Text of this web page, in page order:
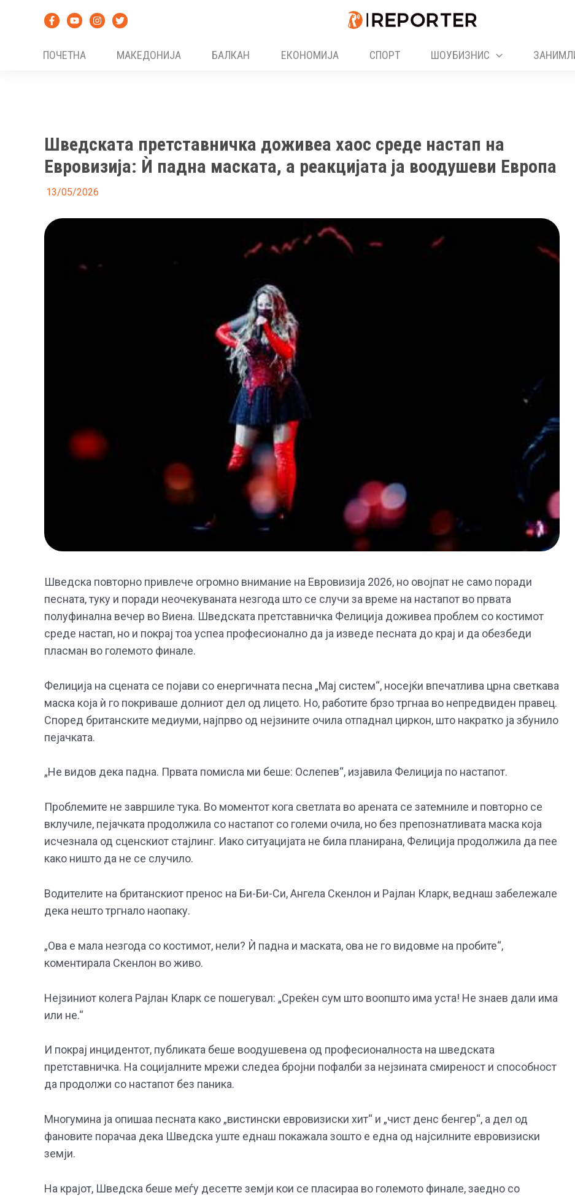
ПОЧЕТНА
МАКЕДОНИЈА БАЛКАН ЕКОНОМИЈА СПОРТ ШОУБИЗНИС
Шведската претставничка доживеа хаос среде настап на
Евровизија: Ѝ падна маската, а реакцијата ја воодушеви Европа
13/05/2026
Шведска повторно привлече огромно внимание на Евровизија 2026, но овојпат не само поради
песната, туку и поради неочекуваната незгода што се случи за време на настапот во првата
полуфинална вечер во Виена. Шведската претставничка Фелиција доживеа проблем со костимот
среде настап, но и покрај тоа успеа професионално да ја изведе песната до крај и да обезбеди
пласман во големото финале.
Фелиција на сцената се појави со енергичната песна „Мај систем“, носејќи впечатлива црна светкава
маска која ѝ го покриваше долниот дел од лицето. Но, работите брзо тргнаа во непредвиден правец.
Според британските медиуми, најпрво од нејзините очила отпаднал циркон, што накратко ја збунило
пејачката.
„Не видов дека падна. Првата помисла ми беше: Ослепев“, изјавила Фелиција по настапот.
Проблемите не завршиле тука. Во моментот кога светлата во арената се затемниле и повторно се
вклучиле, пејачката продолжила со настапот со големи очила, но без препознатливата маска која
исчезнала од сценскиот стајлинг. Иако ситуацијата не била планирана, Фелиција продолжила да пее
како ништо да не се случило.
Водителите на британскиот пренос на Би-Би-Си, Ангела Скенлон и Рајлан Кларк, веднаш забележале
дека нешто тргнало наопаку.
„Ова е мала незгода со костимот, нели? Ѝ падна и маската, ова не го видовме на пробите“,
коментирала Скенлон во живо.
Нејзиниот колега Рајлан Кларк се пошегувал: „Среќен сум што воопшто има уста! Не знаев дали има
или не.“
И покрај инцидентот, публиката беше воодушевена од професионалноста на шведската
претставничка. На социјалните мрежи следеа бројни пофалби за нејзината смиреност и способност
да продолжи со настапот без паника.
Многумина ја опишаа песната како „вистински евровизиски хит“ и „чист денс бенгер“, а дел од
фановите порачаа дека Шведска уште еднаш покажала зошто е една од најсилните евровизиски
земји.
На крајот, Шведска беше меѓу десетте земји кои се пласираа во големото финале, заедно со